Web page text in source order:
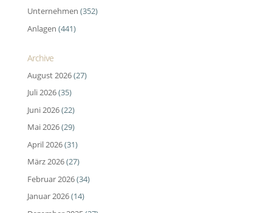
Unternehmen (352)
Anlagen (441)
Archive
August 2026(27)
Juli 2026(35)
Juni 2026(22)
Mai 2026(29)
April 2026(31)
März 2026(27)
Februar 2026(34)
Januar 2026(14)